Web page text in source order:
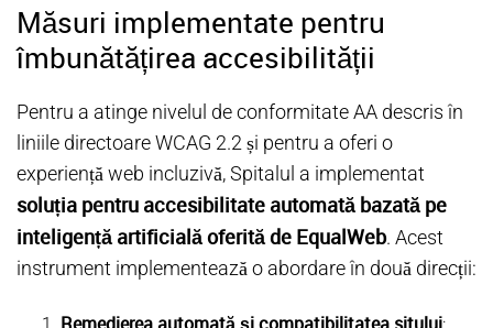
Măsuri implementate pentru
îmbunătățirea accesibilității
Pentru a atinge nivelul de conformitate AA descris în
liniile directoare WCAG 2.2 și pentru a oferi o
experiență web incluzivă, Spitalul a implementat
soluția pentru accesibilitate automată bazată pe
inteligență artificială oferită de EqualWeb. Acest
instrument implementează o abordare în două direcții:
Remedierea automată și compatibilitatea sitului: